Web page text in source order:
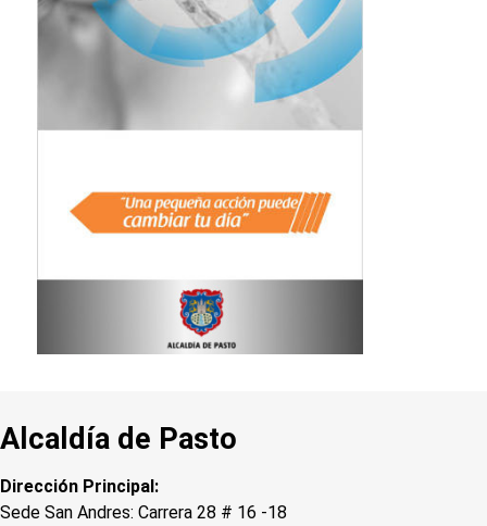
Alcaldía de Pasto
Dirección Principal:
Sede San Andres: Carrera 28 # 16 -18